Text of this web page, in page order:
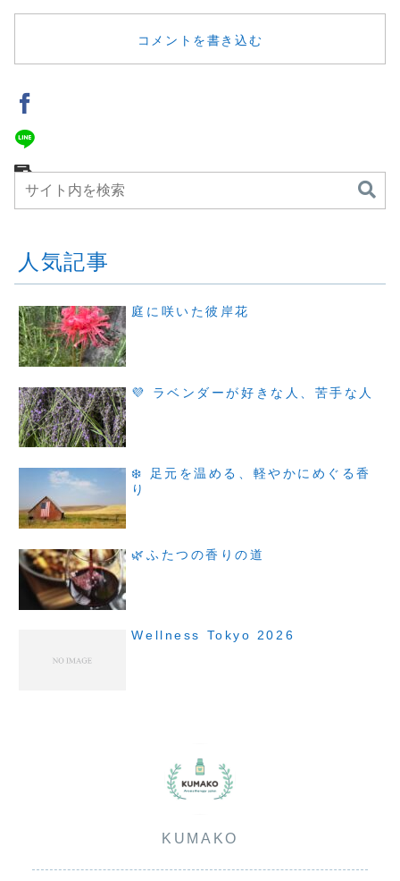
コメントを書き込む
人気記事
庭に咲いた彼岸花
💜 ラベンダーが好きな人、苦手な人
❄️ 足元を温める、軽やかにめぐる香
り
🌿ふたつの香りの道
Wellness Tokyo 2026
KUMAKO